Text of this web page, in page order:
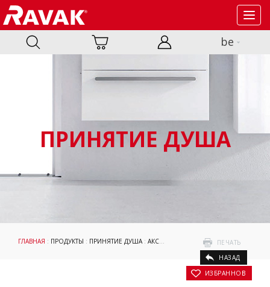
be
ПРИНЯТИЕ ДУША
ПЕЧАТЬ
НАЗАД
В ИЗБРАННОЕ
ГЛАВНАЯ : ПРОДУКТЫ : ПРИНЯТИЕ ДУША: АКСЕССУАРЫ МОНТАЖНЫЕ